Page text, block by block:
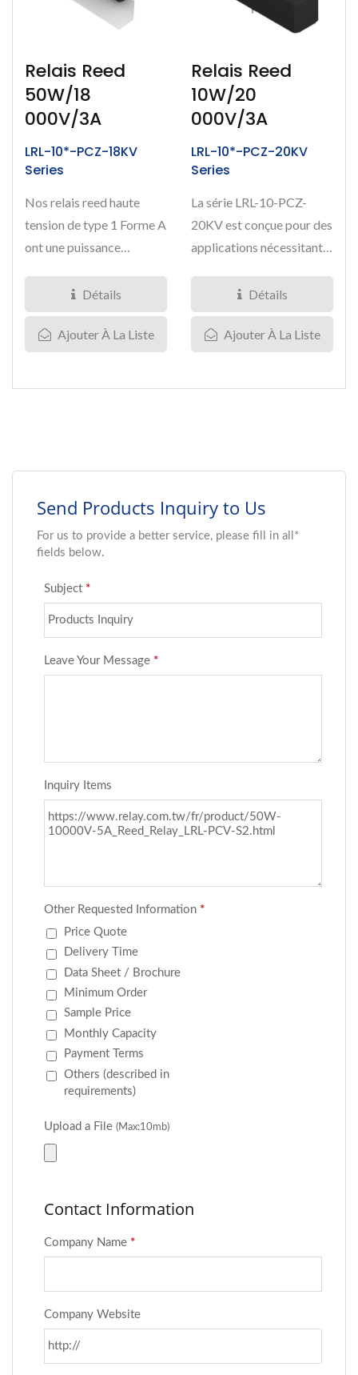
Relais Reed
50W/18
000V/3A
LRL-10*-PCZ-18KV
Series
Nos relais reed haute
tension de type 1 Forme A
ont une puissance
capables... Détails
Ajouter À La Liste
Relais Reed
10W/20
000V/3A
LRL-10*-PCZ-20KV
Series
La série LRL-10-PCZ-
20KV est conçue pour des
applications nécessitant
Détails
Ajouter À La Liste